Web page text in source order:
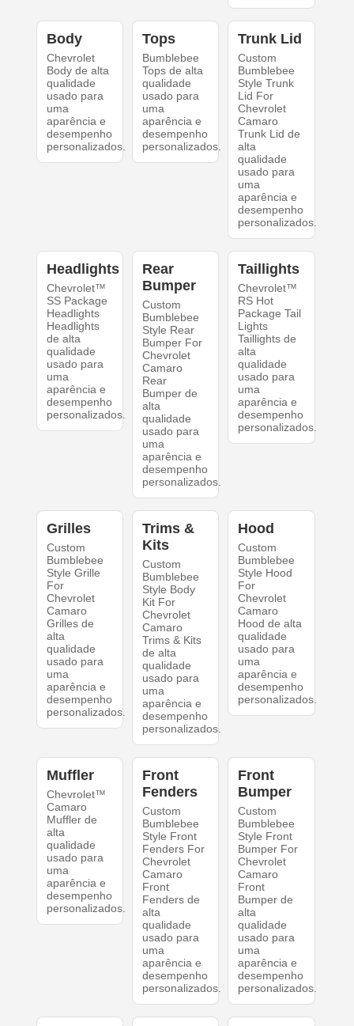
Body
Chevrolet
Body de alta
qualidade
usado para
uma
aparência e
desempenho
personalizados.
Tops
Bumblebee
Tops de alta
qualidade
usado para
uma
aparência e
desempenho
personalizados.
Trunk Lid
Custom
Bumblebee
Style Trunk
Lid For
Chevrolet
Camaro
Trunk Lid de
alta
qualidade
usado para
uma
aparência e
desempenho
personalizados.
Headlights
Chevrolet™
SS Package
Headlights
Headlights
de alta
qualidade
usado para
uma
aparência e
desempenho
personalizados.
Rear
Bumper
Custom
Bumblebee
Style Rear
Bumper For
Chevrolet
Camaro
Rear
Bumper de
alta
qualidade
usado para
uma
aparência e
desempenho
personalizados.
Taillights
Chevrolet™
RS Hot
Package Tail
Lights
Taillights de
alta
qualidade
usado para
uma
aparência e
desempenho
personalizados.
Grilles
Custom
Bumblebee
Style Grille
For
Chevrolet
Camaro
Grilles de
alta
qualidade
usado para
uma
aparência e
desempenho
personalizados.
Trims &
Kits
Custom
Bumblebee
Style Body
Kit For
Chevrolet
Camaro
Trims & Kits
de alta
qualidade
usado para
uma
aparência e
desempenho
personalizados.
Hood
Custom
Bumblebee
Style Hood
For
Chevrolet
Camaro
Hood de alta
qualidade
usado para
uma
aparência e
desempenho
personalizados.
Muffler
Chevrolet™
Camaro
Muffler de
alta
qualidade
usado para
uma
aparência e
desempenho
personalizados.
Front
Fenders
Custom
Bumblebee
Style Front
Fenders For
Chevrolet
Camaro
Front
Fenders de
alta
qualidade
usado para
uma
aparência e
desempenho
personalizados.
Front
Bumper
Custom
Bumblebee
Style Front
Bumper For
Chevrolet
Camaro
Front
Bumper de
alta
qualidade
usado para
uma
aparência e
desempenho
personalizados.